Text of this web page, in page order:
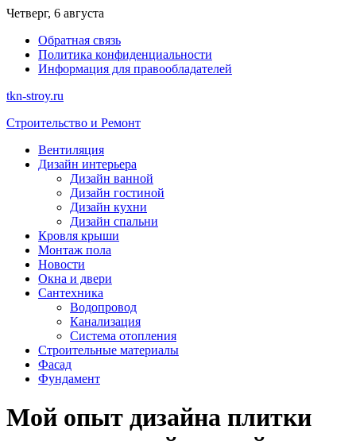
Перейти
содержимому
Четверг, 6 августа
Обратная связь
Политика конфиденциальности
Информация для правообладателей
tkn-stroy.ru
Строительство и Ремонт
Вентиляция
Дизайн интерьера
Дизайн ванной
Дизайн гостиной
Дизайн кухни
Дизайн спальни
Кровля крыши
Монтаж пола
Новости
Окна и двери
Сантехника
Водопровод
Канализация
Система отопления
Строительные материалы
Фасад
Фундамент
Мой опыт дизайна плитки